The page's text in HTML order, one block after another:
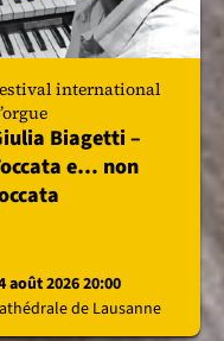
international
Biagetti –
e… non
août 2026 20:00
de Lausanne